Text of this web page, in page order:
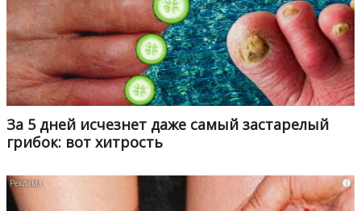
За 5 дней исчезнет даже самый застарелый
грибок: вот хитрость
i